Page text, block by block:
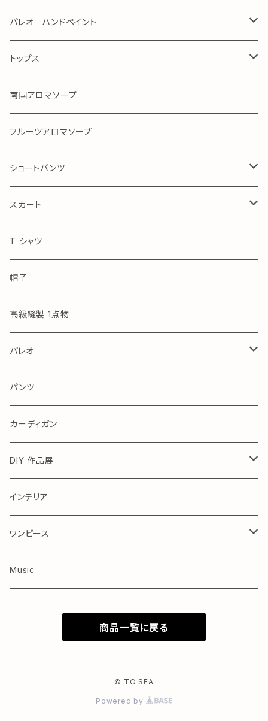
パレオ ハンドペイント
手染め
トップス
ガーゼ
アロハ
南国アロマソープ
フルーツアロマソープ
ショートパンツ
Royal Blue
スカート
アロハ
T シャツ
帽子
高級縫製 1点物
パレオ
アロハ
パンツ
カーディガン
DIY 作品展
テーブル
インテリア
ワンピース
Kids ワンピース
Music
商品一覧に戻る
© TO SEA
Powered by